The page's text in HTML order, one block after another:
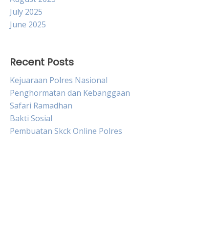
July 2025
June 2025
Recent Posts
Kejuaraan Polres Nasional
Penghormatan dan Kebanggaan
Safari Ramadhan
Bakti Sosial
Pembuatan Skck Online Polres